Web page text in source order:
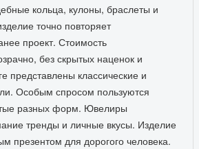
кольца, кулоны, браслеты и
точно повторяет
проект. Стоимость
без скрытых наценок и
представлены классические и
Особым спросом пользуются
разных форм. Ювелиры
тренды и личные вкусы. Изделие
презентом для дорогого человека.